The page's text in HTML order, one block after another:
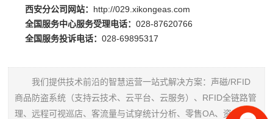
西安分公司网站： http://029.xikongeas.com
全国服务中心服务受理电话：028-87620766
全国服务投诉电话：028-69895317
我们提供技术前沿的智慧运营一站式解决方案：声磁/RFID
商品防盗系统（支持云技术、云平台、云服务）、RFID全链路管
理、远程可视巡店、客流量与试穿统计分析、零售OA、资产管